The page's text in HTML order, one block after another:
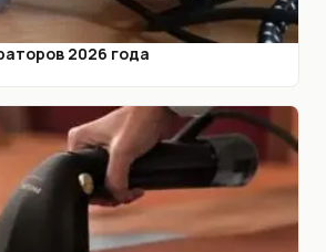
2026 года